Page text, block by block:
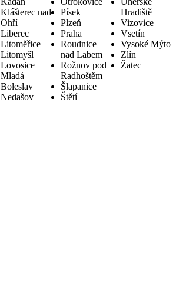
Klášterec nad
Ohří
Liberec
Litoměřice
Litomyšl
Lovosice
Mladá
Boleslav
Nedašov
Písek
Plzeň
Praha
Roudnice
nad Labem
Rožnov pod
Radhoštěm
Šlapanice
Štětí
Hradiště
Vizovice
Vsetín
Vysoké Mýto
Zlín
Žatec